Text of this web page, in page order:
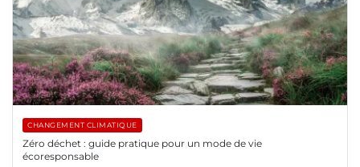
CHANGEMENT CLIMATIQUE
Zéro déchet : guide pratique pour un mode de vie
écoresponsable